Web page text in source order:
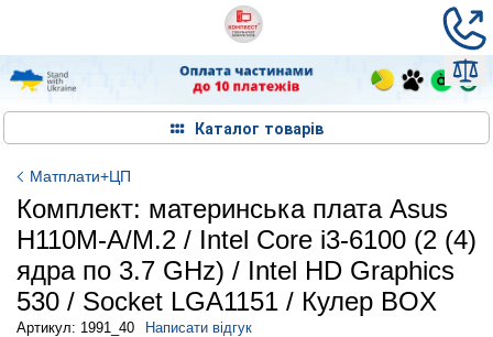
Каталог товарів
Матплати+ЦП
Комплект: материнська плата Asus
H110M-A/M.2 / Intel Core i3-6100 (2 (4)
ядра по 3.7 GHz) / Intel HD Graphics
530 / Socket LGA1151 / Кулер BOX
Артикул: 1991_40 Написати відгук